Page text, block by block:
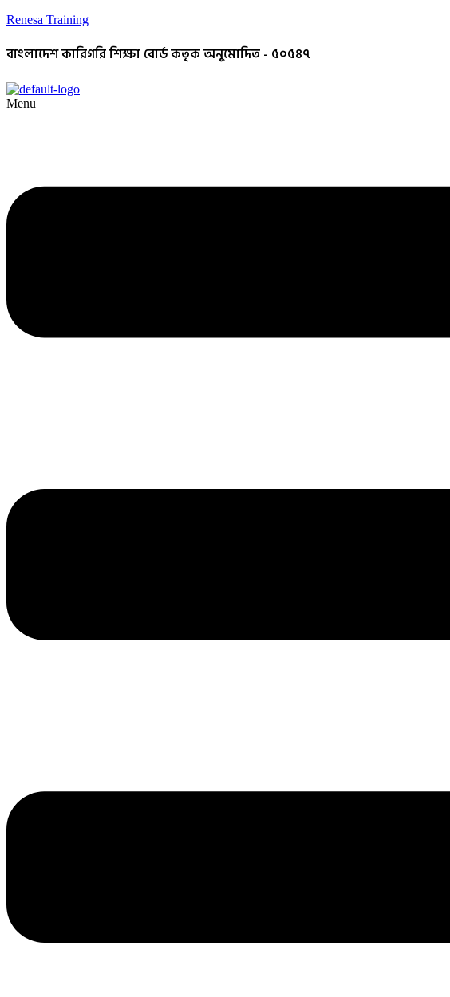
Renesa Training
বাংলাদেশ কারিগরি শিক্ষা বোর্ড কতৃক অনুমোদিত - ৫০৫৪৭
Menu